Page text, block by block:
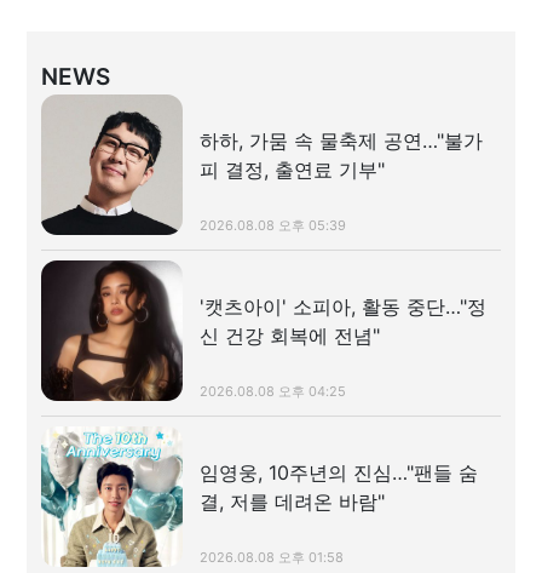
NEWS
하하, 가뭄 속 물축제 공연…"불가
피 결정, 출연료 기부"
2026.08.08 오후 05:39
'캣츠아이' 소피아, 활동 중단…"정
신 건강 회복에 전념"
2026.08.08 오후 04:25
임영웅, 10주년의 진심…"팬들 숨
결, 저를 데려온 바람"
2026.08.08 오후 01:58